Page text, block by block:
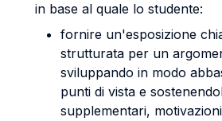
in base al quale lo studente:
fornire un'esposizione
strutturata per un
sviluppando in modo
punti di vista e
supplementari,